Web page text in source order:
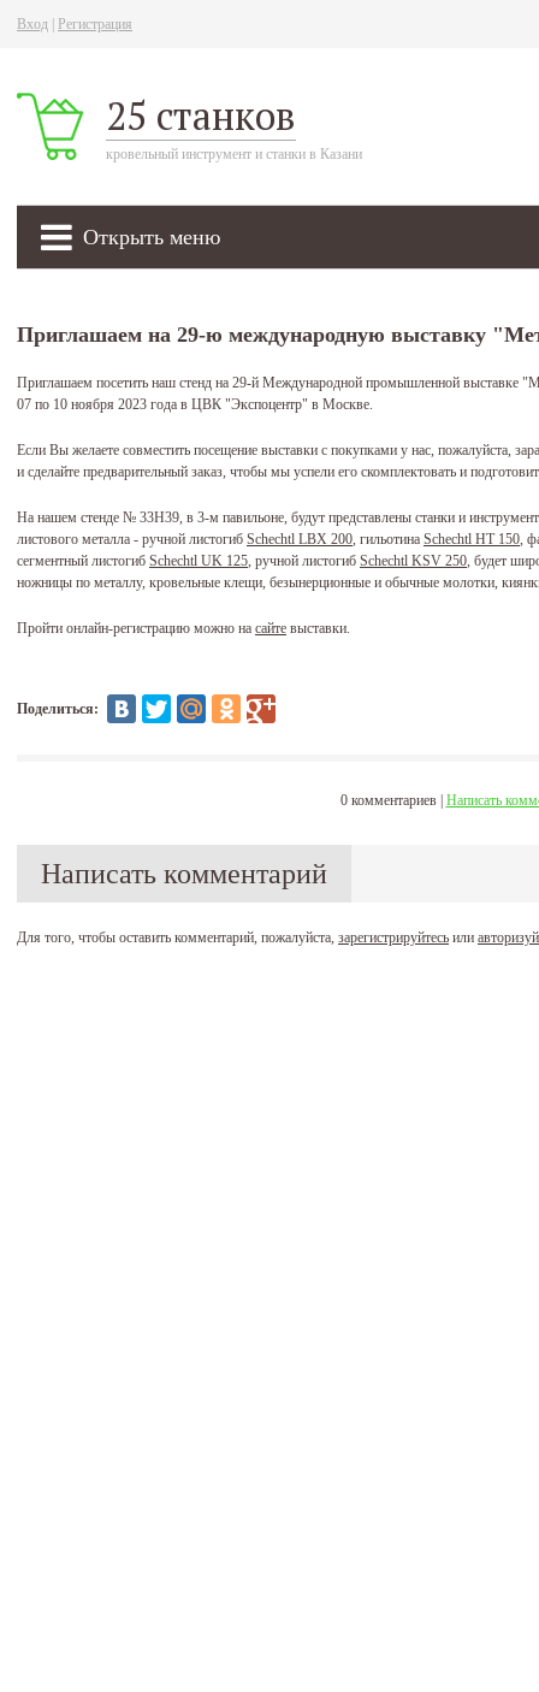
Вход Регистрация
25 станков
кровельный инструмент и станки в Казани
Открыть меню
Приглашаем на 29-ю международную выставку
Приглашаем посетить наш стенд на 29-й Международной промышленной выставке
07 по 10 ноября 2023 года в ЦВК "Экспоцентр" в Москве.
Если Вы желаете совместить посещение выставки с покупками у нас, пожалуйста,
и сделайте предварительный заказ, чтобы мы успели его скомплектовать и
На нашем стенде № 33Н39, в 3-м павильоне, будут представлены станки и
листового металла - ручной листогиб Schechtl LBX 200, гильотина Schechtl HT 150,
сегментный листогиб Schechtl UK 125, ручной листогиб Schechtl KSV 250, будет
ножницы по металлу, кровельные клещи, безынерционные и обычные молотки,
Пройти онлайн-регистрацию можно на сайте выставки.
Поделиться:
0 комментариев | Написать
Написать комментарий
Для того, чтобы оставить комментарий, пожалуйста, зарегистрируйтесь или